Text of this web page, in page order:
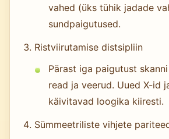
vahed (üks tühik jadade
sundpaigutused.
Ristviirutamise distsipliin
Pärast iga paigutust
read ja veerud. Uued X-id
käivitavad loogika kiiresti.
Sümmeetriliste vihjete